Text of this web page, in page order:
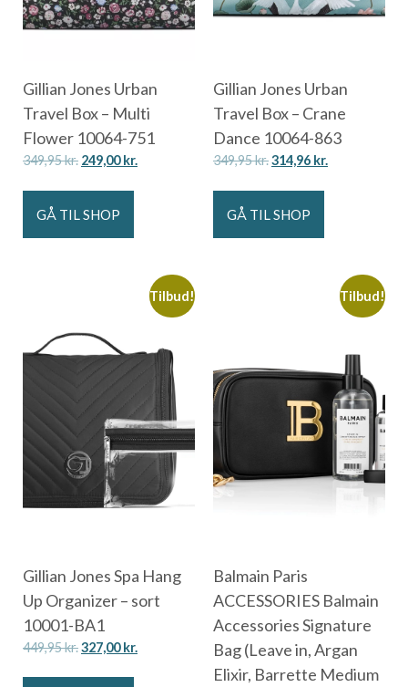
Gillian Jones Urban
Travel Box – Multi
Flower 10064-751
349,95kr. 249,00kr.
GÅ TIL SHOP
Gillian Jones Urban
Travel Box – Crane
Dance 10064-863
349,95kr.314,96 kr.
GÅ TIL SHOP
Tilbud!
Gillian Jones Spa Hang
Up Organizer – sort
10001-BA1
449,95kr.327,00kr.
Tilbud!
Balmain Paris
ACCESSORIES Balmain
Accessories Signature
Bag (Leave in, Argan
Elixir, Barrette Medium